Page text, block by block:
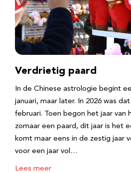
Verdrietig paard
In de Chinese astrologie begint
januari, maar later. In 2026 was
februari. Toen begon het jaar van
zomaar een paard, dit jaar is het
komt maar eens in de zestig jaar
voor een jaar vol…
Lees meer